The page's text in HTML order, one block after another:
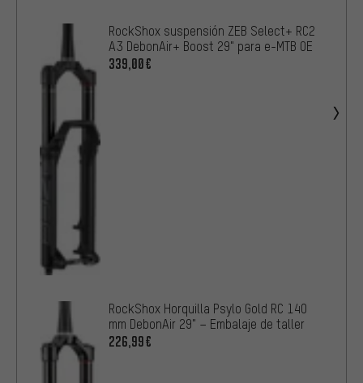
RockShox suspensión ZEB Select+ RC2
A3 DebonAir+ Boost 29" para e-MTB OE
339,00€
RockShox Horquilla Psylo Gold RC 140
mm DebonAir 29" – Embalaje de taller
226,99€